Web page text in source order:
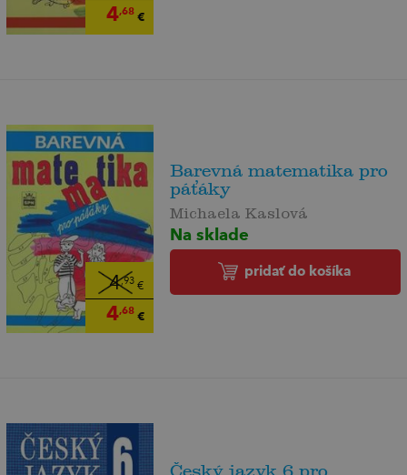
4,68€
4,93€
4,68€
Barevná matematika pro
páťáky
Michaela Kaslová
Na sklade
pridať do košíka